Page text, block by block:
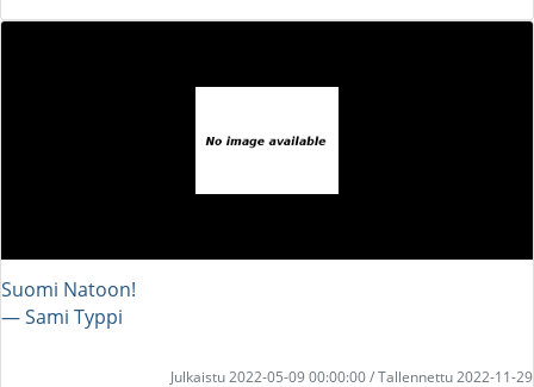
Suomi Natoon!
― Sami Typpi
Julkaistu 2022-05-09 00:00:00 / Tallennettu 2022-11-29